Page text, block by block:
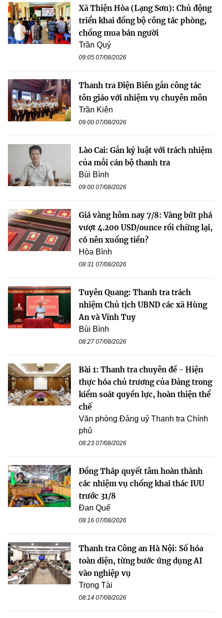
Xã Thiện Hòa (Lạng Sơn): Chủ động
triển khai đồng bộ công tác phòng,
chống mua bán người
Trần Quý
09:05 07/08/2026
Thanh tra Điện Biên gắn công tác
tôn giáo với nhiệm vụ chuyên môn
Trần Kiên
09:00 07/08/2026
Lào Cai: Gắn kỷ luật với trách nhiệm
của mỗi cán bộ thanh tra
Bùi Bình
09:00 07/08/2026
Giá vàng hôm nay 7/8: Vàng bứt phá
vượt 4.200 USD/ounce rồi chững lại,
có nên xuống tiền?
Hòa Bình
08:31 07/08/2026
Tuyên Quang: Thanh tra trách
nhiệm Chủ tịch UBND các xã Hùng
An và Vĩnh Tuy
Bùi Bình
08:27 07/08/2026
Bài 1: Thanh tra chuyên đề - Hiện
thực hóa chủ trương của Đảng trong
kiểm soát quyền lực, hoàn thiện thể
chế
Văn phòng Đảng uỷ Thanh tra Chính
phủ
08:23 07/08/2026
Đồng Tháp quyết tâm hoàn thành
các nhiệm vụ chống khai thác IUU
trước 31/8
Đan Quế
08:16 07/08/2026
Thanh tra Công an Hà Nội: Số hóa
toàn diện, từng bước ứng dụng AI
vào nghiệp vụ
Trọng Tài
08:14 07/08/2026